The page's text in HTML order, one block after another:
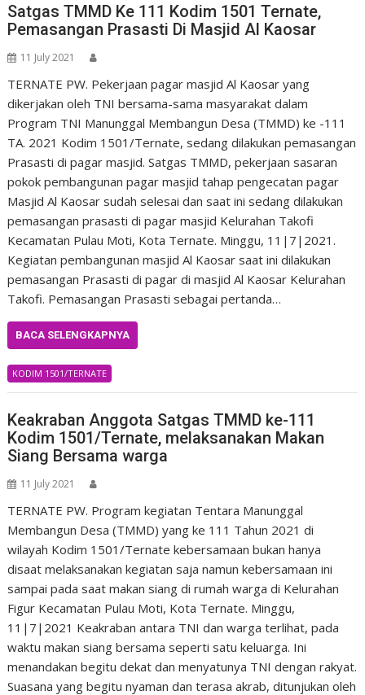
Satgas TMMD Ke 111 Kodim 1501 Ternate,
Pemasangan Prasasti Di Masjid Al Kaosar
11 July 2021
TERNATE PW. Pekerjaan pagar masjid Al Kaosar yang
dikerjakan oleh TNI bersama-sama masyarakat dalam
Program TNI Manunggal Membangun Desa (TMMD) ke -111
TA. 2021 Kodim 1501/Ternate, sedang dilakukan pemasangan
Prasasti di pagar masjid. Satgas TMMD, pekerjaan sasaran
pokok pembangunan pagar masjid tahap pengecatan pagar
Masjid Al Kaosar sudah selesai dan saat ini sedang dilakukan
pemasangan prasasti di pagar masjid Kelurahan Takofi
Kecamatan Pulau Moti, Kota Ternate. Minggu, 11|7|2021.
Kegiatan pembangunan masjid Al Kaosar saat ini dilakukan
pemasangan Prasasti di pagar di masjid Al Kaosar Kelurahan
Takofi. Pemasangan Prasasti sebagai pertanda…
BACA SELENGKAPNYA
KODIM 1501/TERNATE
Keakraban Anggota Satgas TMMD ke-111
Kodim 1501/Ternate, melaksanakan Makan
Siang Bersama warga
11 July 2021
TERNATE PW. Program kegiatan Tentara Manunggal
Membangun Desa (TMMD) yang ke 111 Tahun 2021 di
wilayah Kodim 1501/Ternate kebersamaan bukan hanya
disaat melaksanakan kegiatan saja namun kebersamaan ini
sampai pada saat makan siang di rumah warga di Kelurahan
Figur Kecamatan Pulau Moti, Kota Ternate. Minggu,
11|7|2021 Keakraban antara TNI dan warga terlihat, pada
waktu makan siang bersama seperti satu keluarga. Ini
menandakan begitu dekat dan menyatunya TNI dengan rakyat.
Suasana yang begitu nyaman dan terasa akrab, ditunjukan oleh